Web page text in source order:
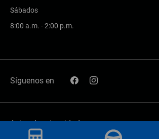
Sábados
8:00 a.m. - 2:00 p.m.
Síguenos en
Aviso de privacidad